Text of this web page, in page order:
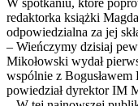
redaktorka książki
odpowiedzialna za jej
– Wieńczymy dzisiaj
Mikołowski wydał
wspólnie z
powiedział dyrektor IM